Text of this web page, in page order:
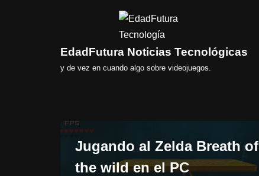
EdadFutura Noticias Tecnológicas
y de vez en cuando algo sobre videojuegos.
Jugando al Zelda Breath of
the wild en el PC